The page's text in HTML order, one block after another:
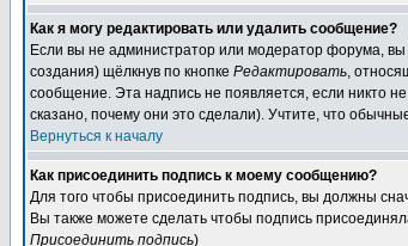
Как я могу редактировать или удалить сообщение?
Если вы не администратор или модератор форума, вы
создания) щёлкнув по кнопке Редактировать,
сообщение. Эта надпись не появляется, если никто
сказано, почему они это сделали). Учтите, что
Вернуться к началу
Как присоединить подпись к моему сообщению?
Для того чтобы присоединить подпись, вы должны
Вы также можете сделать чтобы подпись
Присоединить подпись)